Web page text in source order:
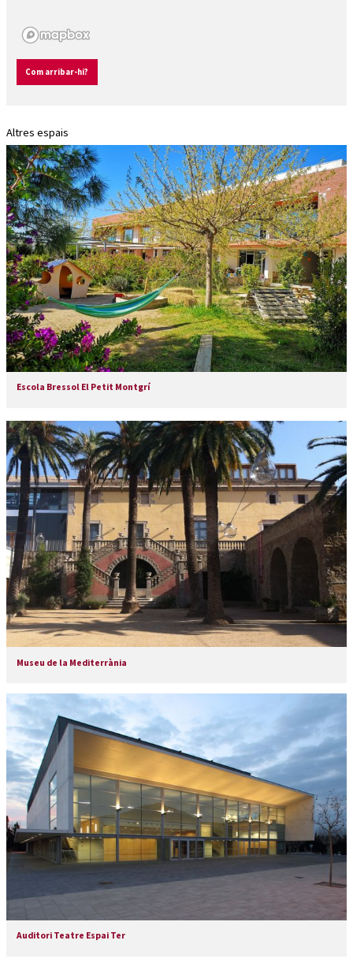
Com arribar-hi?
Altres espais
Escola Bressol El Petit Montgrí
Museu de la Mediterrània
Auditori Teatre Espai Ter